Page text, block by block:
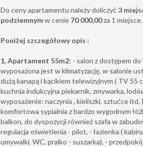
Do ceny apartamentu należy doliczyć 3
podziemnymw cenie 70 000,00za 1 miejsce.
Poniżej szczegółowy opis :
1. Apartament 55m2: - salon z dostępem do
wyposażona jest w klimatyzację, w salonie
dużą kanapą i kącikiem telewizyjnym ( TV 55
kuchnia indukcyjna piekarnik, zmywarka,
wyposażenie: naczynia , kieliszki, sztućce
komfortowa sypialnia z bardzo wygodnym
balkon, do dyspozycji również szafa w
regulacja oświetlenia - pilot, - łazienka (
umywalki, WC, pralko - suszarka), -